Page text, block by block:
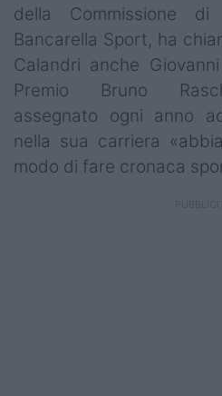
della Commissione
Bancarella Sport, ha
Calandri anche
Premio Bruno
assegnato ogni anno
nella sua carriera
modo di fare cronaca